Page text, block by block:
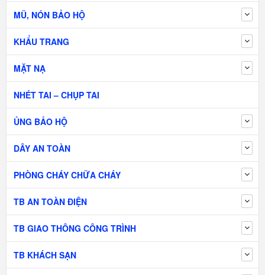
MŨ, NÓN BẢO HỘ
KHẨU TRANG
MẶT NẠ
NHÉT TAI – CHỤP TAI
ỦNG BẢO HỘ
DÂY AN TOÀN
PHÒNG CHÁY CHỮA CHÁY
TB AN TOÀN ĐIỆN
TB GIAO THÔNG CÔNG TRÌNH
TB KHÁCH SẠN